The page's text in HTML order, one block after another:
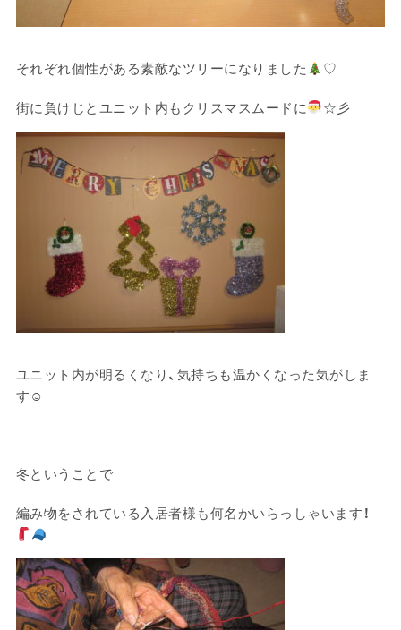
それぞれ個性がある素敵なツリーになりました ♡
街に負けじとユニット内もクリスマスムードに ☆彡
ユニット内が明るくなり、気持ちも温かくなった気がしま
す☺
冬ということで
編み物をされている入居者様も何名かいらっしゃいます！